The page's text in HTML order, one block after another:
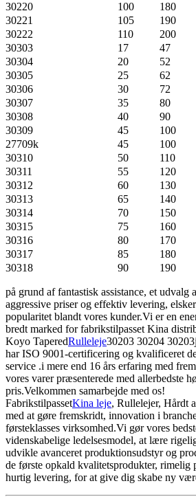
30220
100 180
30221
105 190
30222
110 200
30303
17 47
30304
20 52
30305
25 62
30306
30 72
30307
35 80
30308
40 90
30309
45 100
27709k
45 100
30310
50 110
30311
55 120
30312
60 130
30313
65 140
30314
70 150
30315
75 160
30316
80 170
30317
85 180
30318
90 190
på grund af fantastisk assistance, et udvalg
aggressive priser og effektiv levering,
popularitet blandt vores kunder.Vi er en
bredt marked for fabrikstilpasset Kina
Koyo TaperedRulleleje30203 30204
har ISO 9001-certificering og kvalificeret
service .i mere end 16 års erfaring med
vores varer præsenterede med allerbedste
pris.Velkommen samarbejde med os!
FabrikstilpassetKina leje, Rullelejer, Hårdt
med at gøre fremskridt, innovation i
førsteklasses virksomhed.Vi gør vores
videnskabelige ledelsesmodel, at lære
udvikle avanceret produktionsudstyr og
de første opkald kvalitetsprodukter, rimelig
hurtig levering, for at give dig skabe ny